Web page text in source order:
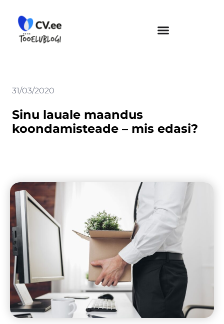
content
31/03/2020
Sinu lauale maandus
koondamisteade – mis edasi?